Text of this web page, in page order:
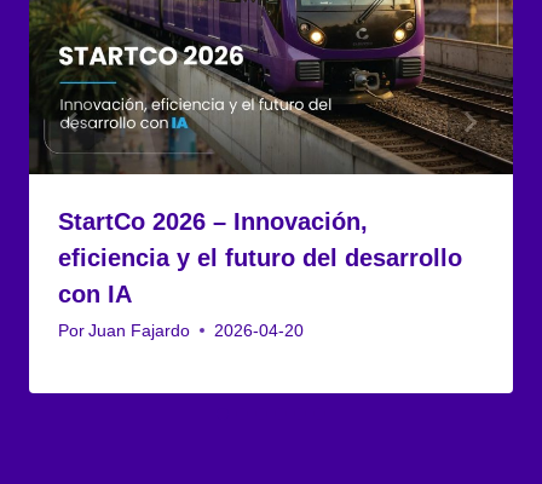
StartCo 2026 – Innovación,
eficiencia y el futuro del desarrollo
con IA
Por Juan Fajardo 2026-04-20